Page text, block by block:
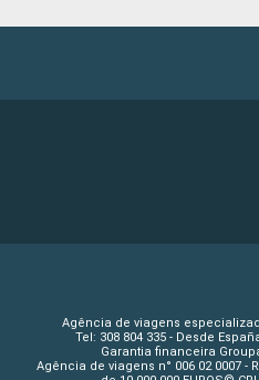
Agência de viagens
Tel: 308 804 335 - Desde
Garantia financeira
Agência de viagens n° 006 02 0007 -